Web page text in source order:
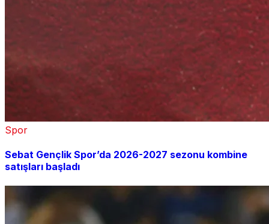
Spor
Sebat Gençlik Spor’da 2026-2027 sezonu kombine
satışları başladı